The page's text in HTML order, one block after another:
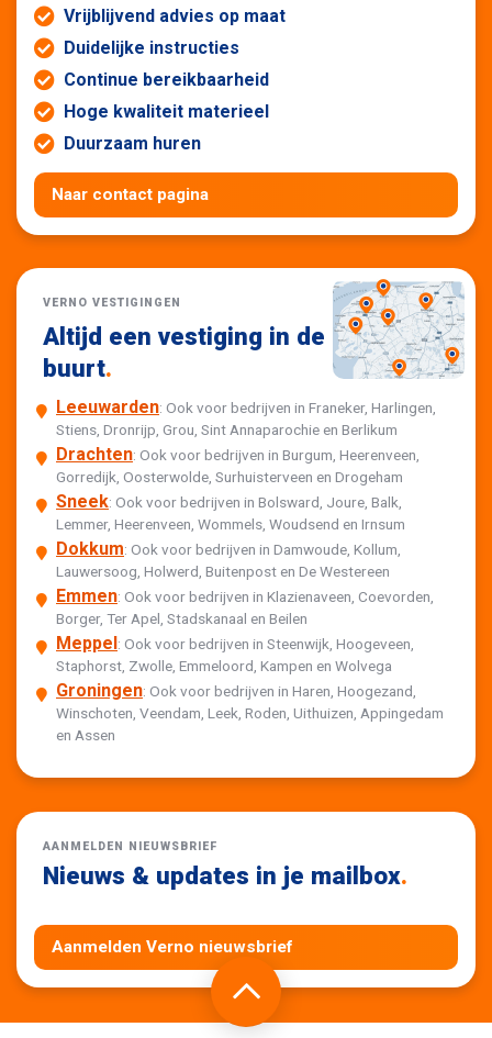
Vrijblijvend advies op maat
Duidelijke instructies
Continue bereikbaarheid
Hoge kwaliteit materieel
Duurzaam huren
Naar contact pagina
VERNO VESTIGINGEN
Altijd een vestiging in de
buurt.
Leeuwarden: Ook voor bedrijven in Franeker, Harlingen,
Stiens, Dronrijp, Grou, Sint Annaparochie en Berlikum
Drachten: Ook voor bedrijven in Burgum, Heerenveen,
Gorredijk, Oosterwolde, Surhuisterveen en Drogeham
Sneek: Ook voor bedrijven in Bolsward, Joure, Balk,
Lemmer, Heerenveen, Wommels, Woudsend en Irnsum
Dokkum: Ook voor bedrijven in Damwoude, Kollum,
Lauwersoog, Holwerd, Buitenpost en De Westereen
Emmen: Ook voor bedrijven in Klazienaveen, Coevorden,
Borger, Ter Apel, Stadskanaal en Beilen
Meppel: Ook voor bedrijven in Steenwijk, Hoogeveen,
Staphorst, Zwolle, Emmeloord, Kampen en Wolvega
Groningen: Ook voor bedrijven in Haren, Hoogezand,
Winschoten, Veendam, Leek, Roden, Uithuizen, Appingedam
en Assen
AANMELDEN NIEUWSBRIEF
Nieuws & updates in je mailbox.
Aanmelden Verno nieuwsbrief